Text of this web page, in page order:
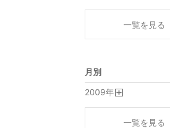
一覧を見る
月別
2009年
一覧を見る